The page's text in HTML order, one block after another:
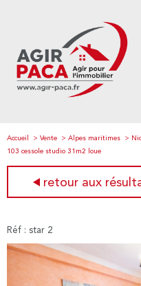
Accueil Vente Alpes maritimes
103 cessole studio 31m2 loue
retour aux
Réf : star 2